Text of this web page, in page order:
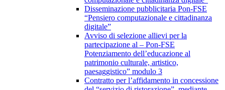
Disseminazione pubblicitaria Pon-FSE
“Pensiero computazionale e cittadinanza
digitale”
Avviso di selezione allievi per la
partecipazione al – Pon-FSE
Potenziamento dell’educazione al
patrimonio culturale, artistico,
paesaggistico” modulo 3
Contratto per l’affidamento in concessione